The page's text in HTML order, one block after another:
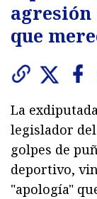
agresión
que
La
legislador del
golpes de
deportivo,
"apología"